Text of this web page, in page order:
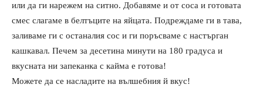
или да ги нарежем на ситно. Добавяме и от соса и готовата
смес слагаме в белтъците на яйцата. Подреждаме ги в тава,
заливаме ги с останалия сос и ги поръсваме с настърган
кашкавал. Печем за десетина минути на 180 градуса и
вкусната ни запеканка с кайма е готова!
Можете да се насладите на вълшебния й вкус!